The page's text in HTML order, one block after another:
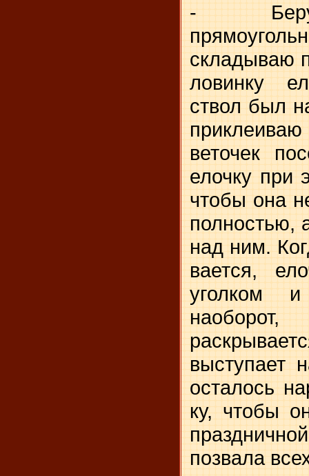
- Беру
складываю
ловинку
ствол был
веточек
елочку при
чтобы она
полностью,
над ним.
вается,
уголком
выступает
осталось
ку, чтобы
позвала